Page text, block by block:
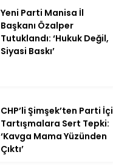
Yeni Parti Manisa İl
Başkanı Özalper
Tutuklandı: ‘Hukuk Değil,
Siyasi Baskı’
CHP’li Şimşek’ten Parti İçi
Tartışmalara Sert Tepki:
‘Kavga Mama Yüzünden
Çıktı’